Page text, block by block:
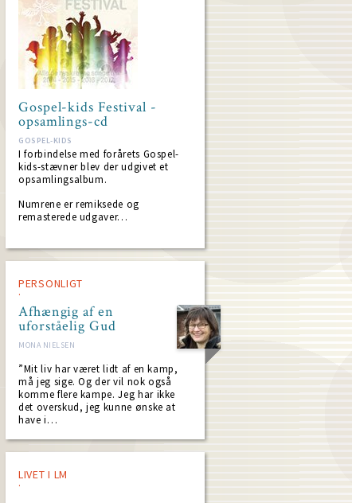
Gospel-kids Festival -
opsamlings-cd
GOSPEL-KIDS
I forbindelse med forårets Gospel-
kids-stævner blev der udgivet et
opsamlingsalbum.
Numrene er remiksede og
remasterede udgaver…
PERSONLIGT
Afhængig af en
uforståelig Gud
MONA NIELSEN
”Mit liv har været lidt af en kamp,
må jeg sige. Og der vil nok også
komme flere kampe. Jeg har ikke
det overskud, jeg kunne ønske at
have i…
LIVET I LM